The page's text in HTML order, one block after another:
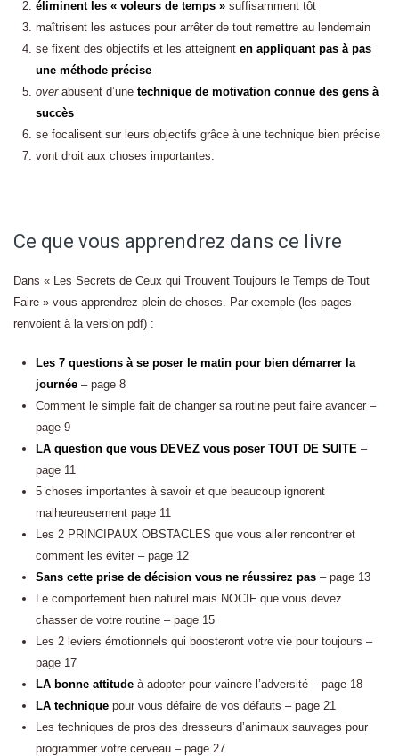
éliminent les « voleurs de temps » suffisamment tôt
maîtrisent les astuces pour arrêter de tout remettre au lendemain
se fixent des objectifs et les atteignent en appliquant pas à pas
une méthode précise
overabusent d’une technique de motivation connue des gens à
succès
se focalisent sur leurs objectifs grâce à une technique bien précise
vont droit aux choses importantes.
Ce que vous apprendrez dans ce livre
Dans « Les Secrets de Ceux qui Trouvent Toujours le Temps de Tout
Faire » vous apprendrez plein de choses. Par exemple (les pages
renvoient à la version pdf) :
Les 7 questions à se poser le matin pour bien démarrer la
journée – page 8
Comment le simple fait de changer sa routine peut faire avancer –
page 9
LA question que vous DEVEZ vous poser TOUT DE SUITE –
page 11
5 choses importantes à savoir et que beaucoup ignorent
malheureusement page 11
Les 2 PRINCIPAUX OBSTACLES que vous aller rencontrer et
comment les éviter – page 12
Sans cette prise de décision vous ne réussirez pas – page 13
Le comportement bien naturel mais NOCIF que vous devez
chasser de votre routine – page 15
Les 2 leviers émotionnels qui boosteront votre vie pour toujours –
page 17
LA bonne attitude à adopter pour vaincre l’adversité – page 18
LA technique pour vous défaire de vos défauts – page 21
Les techniques de pros des dresseurs d’animaux sauvages pour
programmer votre cerveau – page 27